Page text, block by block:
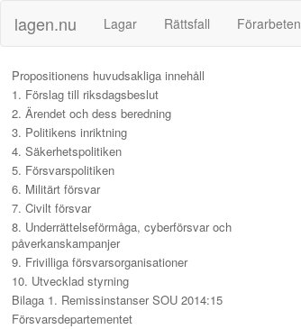
lagen.nu Lagar Rättsfall Förarbeten
Propositionens huvudsakliga innehåll
1. Förslag till riksdagsbeslut
2. Ärendet och dess beredning
3. Politikens inriktning
4. Säkerhetspolitiken
5. Försvarspolitiken
6. Militärt försvar
7. Civilt försvar
8. Underrättelseförmåga, cyberförsvar och
påverkanskampanjer
9. Frivilliga försvarsorganisationer
10. Utvecklad styrning
Bilaga 1. Remissinstanser SOU 2014:15
Försvarsdepartementet